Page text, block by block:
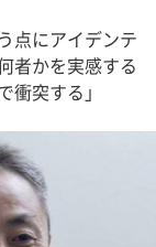
点にアイデンテ
者かを実感する
突する」